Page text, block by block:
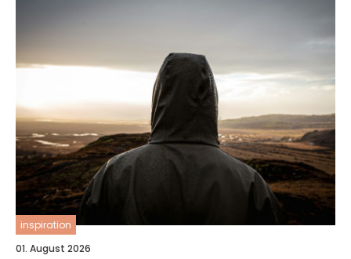
inspiration
01. August 2026